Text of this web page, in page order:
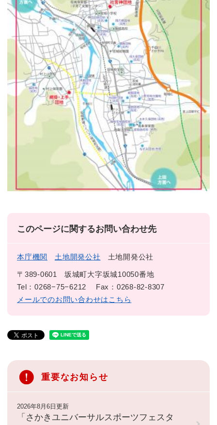
このページに関するお問い合わせ先
本庁機関 土地開発公社 土地開発公社
〒389-0601
坂城町大字坂城10050番地
Tel：0268−75−6212
Fax：0268-82-8307
メールでのお問い合わせはこちら
重要なお知らせ
2026年8月6日更新
「さかきユニバーサルスポーツフェスタ